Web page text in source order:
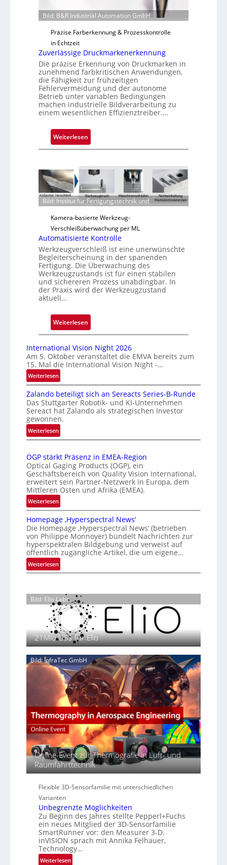
a
u
s
Bild: B&R Industrial Automation GmbH
Präzise Farberkennung & Prozesskontrolle
in Echtzeit
Zuverlässige Druckmarkenerkennung
Die präzise Erkennung von Druckmarken in
zunehmend farbkritischen Anwendungen,
die Fähigkeit zur frühzeitigen
Fehlervermeidung und der autonome
Betrieb unter variablen Bedingungen
machen industrielle Bildverarbeitung zu
einem wesentlichen Effizienztreiber.…
Weiterlesen
Z
v
r
l
s
s
i
g
e
D
r
k
m
r
k
e
r
k
u
n
g
Bild: Institut für Fertigungstechnik und
Kamera-basierte Werkzeug-
Verschleißüberwachung per ML
Automatisierte Kontrolle
Werkzeugverschleiß ist eine unerwünschte
Begleiterscheinung in der spanenden
Fertigung. Die Überwachung des
Werkzeugzustands ist für einen stabilen
und sichereren Prozess unabdingbar. In
der Praxis wird der Werkzeugzustand
aktuell…
Weiterlesen
A
t
o
a
t
i
e
t
e
K
o
t
r
o
l
l
International Vision Night 2026
Am 5. Oktober veranstaltet die EMVA bereits zum
15. Mal die International Vision Night -…
Weiterlesen:
I
n
t
e
r
n
a
i
o
n
a
l
V
i
s
i
o
n
N
h
t
2
0
2
6
Zalando beteiligt sich an Sereacts Series-B-Runde
Das Stuttgarter Robotik- und KI-Unternehmen
Sereact hat Zalando als strategischen Investor
gewonnen.
Weiterlesen:
Z
l
a
n
d
o
b
e
t
e
i
i
g
s
i
c
h
a
n
e
r
e
a
c
s
S
r
i
e
-
B
-
R
u
n
d
e
OGP stärkt Präsenz in EMEA-Region
Optical Gaging Products (OGP), ein
Geschäftsbereich von Quality Vision International,
erweitert sein Partner-Netzwerk in Europa, dem
Mittleren Osten und Afrika (EMEA).
Weiterlesen:
O
G
P
s
t
ä
r
P
r
ä
s
e
n
z
i
n
E
M
E
A
-
R
e
g
i
o
Homepage ‚Hyperspectral News‘
Die Homepage ‚Hyperspectral News‘ (betrieben
von Philippe Monnoyer) bündelt Nachrichten zur
hyperspektralen Bildgebung und verweist auf
öffentlich zugängliche Artikel, die um eigene…
Weiterlesen:
H
m
e
p
a
g
e
H
y
p
r
s
p
e
c
t
r
a
l
N
w
s
‘
Bild: Elio Labs.
21Mio.US$ für Elio
Bild: InfraTec GmbH
Online-Event zur Thermografie in Luft- und
Raumfahrttechnik
Flexible 3D-Sensorfamilie mit unterschiedlichen
Varianten
Unbegrenzte Möglichkeiten
Zu Beginn des Jahres stellte Pepperl+Fuchs
ein neues Mitglied der 3D-Sensorfamilie
SmartRunner vor: den Measurer 3-D.
inVISION sprach mit Annika Felhauer,
Technology…
Weiterlesen: